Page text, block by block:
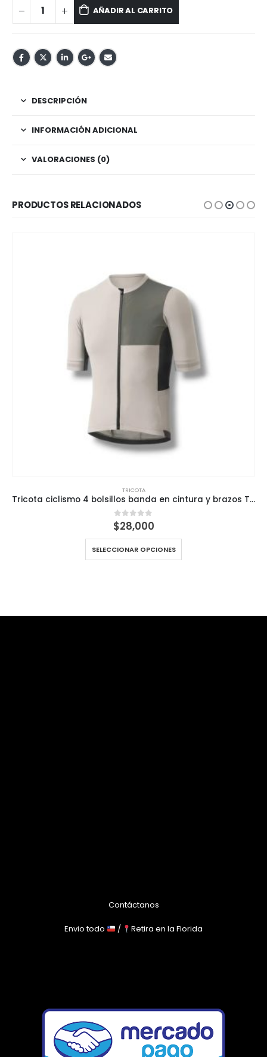
AÑADIR AL CARRITO
DESCRIPCIÓN
INFORMACIÓN ADICIONAL
VALORACIONES (0)
PRODUCTOS RELACIONADOS
TRICOTA
Tricota ciclismo 4 bolsillos banda en cintura y brazos Técnica para Ciclistas
0out of 5
$28,000
SELECCIONAR OPCIONES
Contáctanos
Envio todo / Retira en la Florida